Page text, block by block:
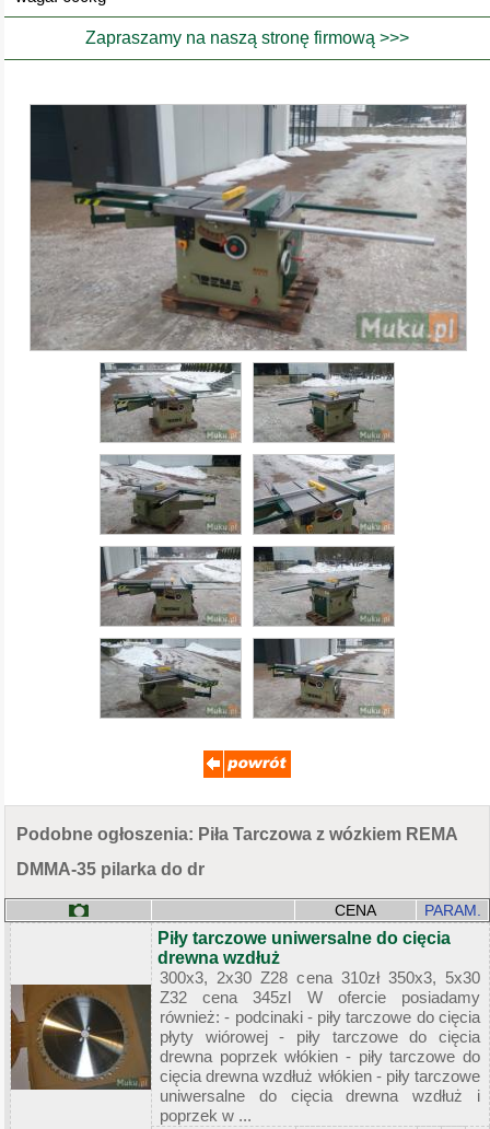
Zapraszamy na naszą stronę firmową >>>
Podobne ogłoszenia: Piła Tarczowa z wózkiem REMA
DMMA-35 pilarka do dr
CENA PARAM.
Piły tarczowe uniwersalne do cięcia
drewna wzdłuż
300x3, 2x30 Z28 cena 310zł 350x3, 5x30
Z32 cena 345zl W ofercie posiadamy
również: - podcinaki - piły tarczowe do cięcia
płyty wiórowej - piły tarczowe do cięcia
drewna poprzek włókien - piły tarczowe do
cięcia drewna wzdłuż włókien - piły tarczowe
uniwersalne do cięcia drewna wzdłuż i
poprzek w ...